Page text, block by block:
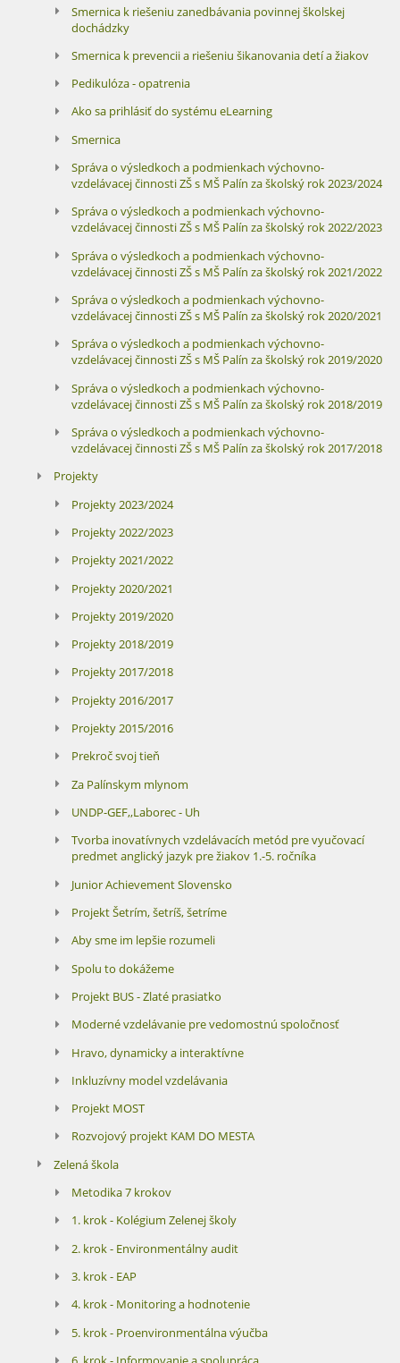
Smernica k riešeniu zanedbávania povinnej školskej
dochádzky
Smernica k prevencii a riešeniu šikanovania detí a žiakov
Pedikulóza - opatrenia
Ako sa prihlásiť do systému eLearning
Smernica
Správa o výsledkoch a podmienkach výchovno-
vzdelávacej činnosti ZŠ s MŠ Palín za školský rok 2023/2024
Správa o výsledkoch a podmienkach výchovno-
vzdelávacej činnosti ZŠ s MŠ Palín za školský rok 2022/2023
Správa o výsledkoch a podmienkach výchovno-
vzdelávacej činnosti ZŠ s MŠ Palín za školský rok 2021/2022
Správa o výsledkoch a podmienkach výchovno-
vzdelávacej činnosti ZŠ s MŠ Palín za školský rok 2020/2021
Správa o výsledkoch a podmienkach výchovno-
vzdelávacej činnosti ZŠ s MŠ Palín za školský rok 2019/2020
Správa o výsledkoch a podmienkach výchovno-
vzdelávacej činnosti ZŠ s MŠ Palín za školský rok 2018/2019
Správa o výsledkoch a podmienkach výchovno-
vzdelávacej činnosti ZŠ s MŠ Palín za školský rok 2017/2018
Projekty
Projekty 2023/2024
Projekty 2022/2023
Projekty 2021/2022
Projekty 2020/2021
Projekty 2019/2020
Projekty 2018/2019
Projekty 2017/2018
Projekty 2016/2017
Projekty 2015/2016
Prekroč svoj tieň
Za Palínskym mlynom
UNDP-GEF,,Laborec - Uh
Tvorba inovatívnych vzdelávacích metód pre vyučovací
predmet anglický jazyk pre žiakov 1.-5. ročníka
Junior Achievement Slovensko
Projekt Šetrím, šetríš, šetríme
Aby sme im lepšie rozumeli
Spolu to dokážeme
Projekt BUS - Zlaté prasiatko
Moderné vzdelávanie pre vedomostnú spoločnosť
Hravo, dynamicky a interaktívne
Inkluzívny model vzdelávania
Projekt MOST
Rozvojový projekt KAM DO MESTA
Zelená škola
Metodika 7 krokov
1. krok - Kolégium Zelenej školy
2. krok - Environmentálny audit
3. krok - EAP
4. krok - Monitoring a hodnotenie
5. krok - Proenvironmentálna výučba